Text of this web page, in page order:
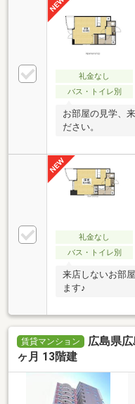
礼金なし
バス・トイレ別
お部屋の見学、
ださい。
礼金なし
バス・トイレ別
来店しないお部
ます♪
賃貸マンション
広島県
ヶ月 13階建